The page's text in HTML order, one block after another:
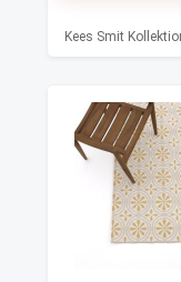
Kees Smit